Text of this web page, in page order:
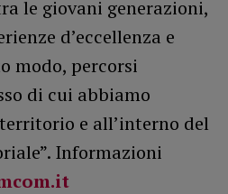
le giovani generazioni,
d’eccellenza e
modo, percorsi
di cui abbiamo
e all’interno del
Informazioni